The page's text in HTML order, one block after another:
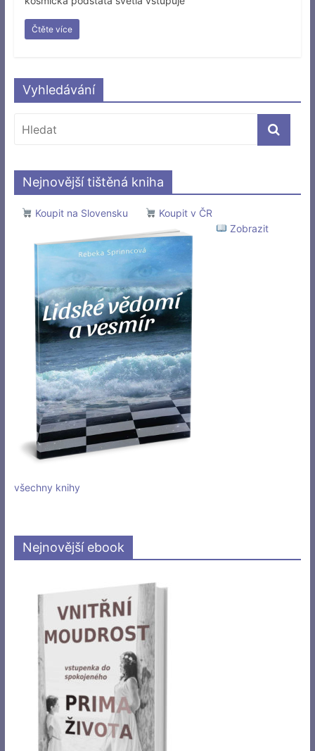
Čtěte více
Vyhledávání
Nejnovější tištěná kniha
Koupit na Slovensku
Koupit v ČR
Zobrazit
všechny knihy
Nejnovější ebook